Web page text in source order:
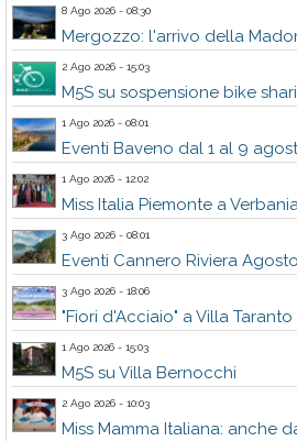
8 Ago 2026 - 08:30
Mergozzo: l'arrivo della
2 Ago 2026 - 15:03
M5S su sospensione bike
1 Ago 2026 - 08:01
Eventi Baveno dal 1 al 9
1 Ago 2026 - 12:02
Miss Italia Piemonte a
3 Ago 2026 - 08:01
Eventi Cannero Riviera
3 Ago 2026 - 18:06
"Fiori d'Acciaio" a Villa Taranto
1 Ago 2026 - 15:03
M5S su Villa Bernocchi
2 Ago 2026 - 10:03
Miss Mamma Italiana: anche